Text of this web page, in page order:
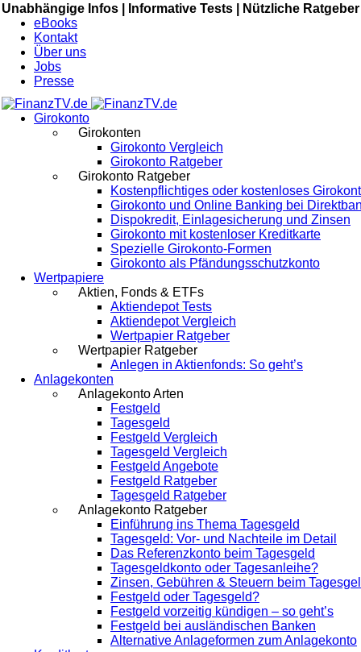
Unabhängige Infos | Informative Tests |
Nützliche Ratgeber
eBooks
Kontakt
Über uns
Jobs
Presse
Girokonto
Girokonten
Girokonto Vergleich
Girokonto Ratgeber
Girokonto Ratgeber
Kostenpflichtiges oder kostenloses
Girokonto und Online Banking bei
Dispokredit, Einlagesicherung und Zinsen
Girokonto mit kostenloser Kreditkarte
Spezielle Girokonto-Formen
Girokonto als Pfändungsschutzkonto
Wertpapiere
Aktien, Fonds & ETFs
Aktiendepot Tests
Aktiendepot Vergleich
Wertpapier Ratgeber
Wertpapier Ratgeber
Anlegen in Aktienfonds: So geht’s
Anlagekonten
Anlagekonto Arten
Festgeld
Tagesgeld
Festgeld Vergleich
Tagesgeld Vergleich
Festgeld Angebote
Festgeld Ratgeber
Tagesgeld Ratgeber
Anlagekonto Ratgeber
Einführung ins Thema Tagesgeld
Tagesgeld: Vor- und Nachteile im Detail
Das Referenzkonto beim Tagesgeld
Tagesgeldkonto oder Tagesanleihe?
Zinsen, Gebühren & Steuern beim
Festgeld oder Tagesgeld?
Festgeld vorzeitig kündigen – so geht’s
Festgeld bei ausländischen Banken
Alternative Anlageformen zum Anlagekonto